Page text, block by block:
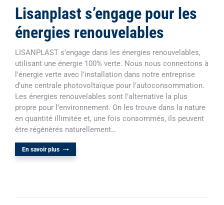
Lisanplast s’engage pour les
énergies renouvelables
LISANPLAST s’engage dans les énergies renouvelables,
utilisant une énergie 100% verte. Nous nous connectons à
l’énergie verte avec l’installation dans notre entreprise
d’une centrale photovoltaïque pour l’autoconsommation.
Les énergies renouvelables sont l’alternative la plus
propre pour l’environnement. On les trouve dans la nature
en quantité illimitée et, une fois consommés, ils peuvent
être régénérés naturellement…
En savoir plus